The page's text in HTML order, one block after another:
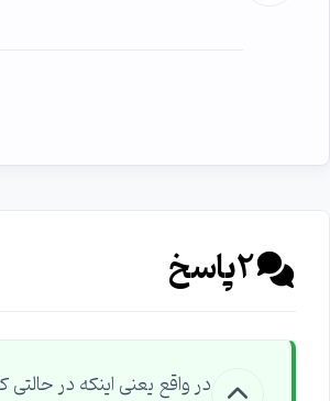
2پاسخ
در واقع یعنی اینکه در